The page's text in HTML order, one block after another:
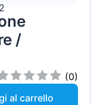
/
(0)
al carrello